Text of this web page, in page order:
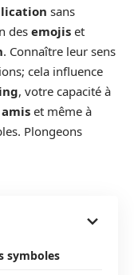
sans
des emojis et
. Connaître leur sens
cela influence
, votre capacité à
amis et même à
Plongeons
symboles